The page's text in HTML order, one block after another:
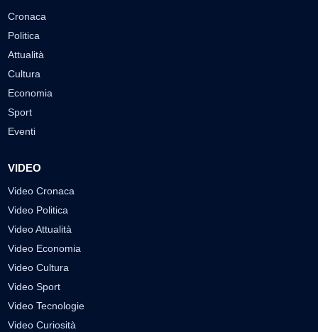
Cronaca
Politica
Attualità
Cultura
Economia
Sport
Eventi
VIDEO
Video Cronaca
Video Politica
Video Attualità
Video Economia
Video Cultura
Video Sport
Video Tecnologie
Video Curiosità